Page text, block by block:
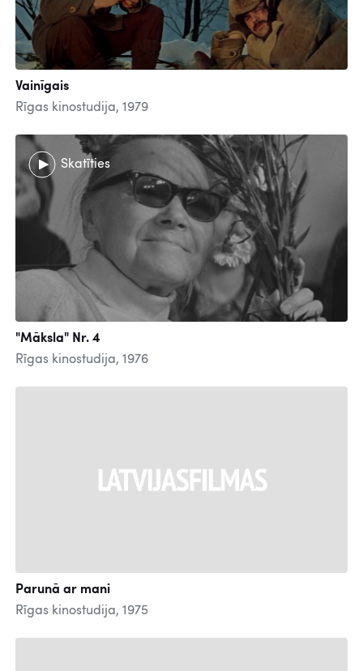
Vainīgais
Rīgas kinostudija, 1979
Skatīties
"Māksla" Nr. 4
Rīgas kinostudija, 1976
Parunā ar mani
Rīgas kinostudija, 1975